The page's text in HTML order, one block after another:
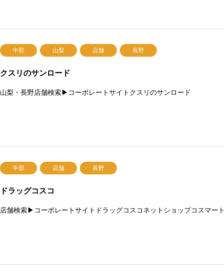
中部 山梨 店舗 長野
クスリのサンロード
山梨・長野店舗検索▶コーポレートサイトクスリのサンロード
中部 店舗 長野
ドラッグコスコ
店舗検索▶コーポレートサイトドラッグコスコネットショップコスマート